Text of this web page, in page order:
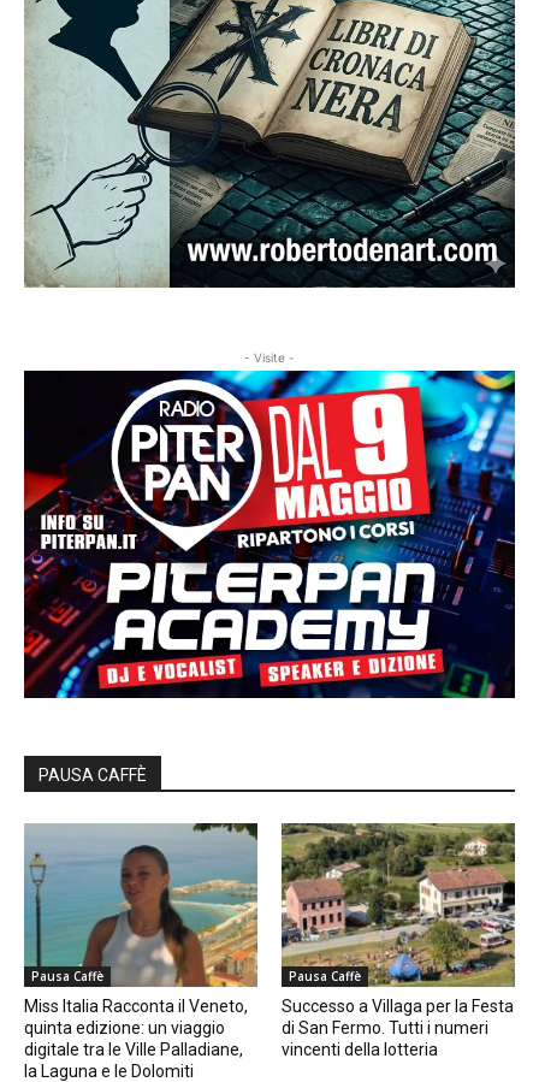
- Visite -
PAUSA CAFFÈ
Pausa Caffè
Miss Italia Racconta il Veneto,
quinta edizione: un viaggio
digitale tra le Ville Palladiane,
la Laguna e le Dolomiti
Pausa Caffè
Successo a Villaga per la Festa
di San Fermo. Tutti i numeri
vincenti della lotteria